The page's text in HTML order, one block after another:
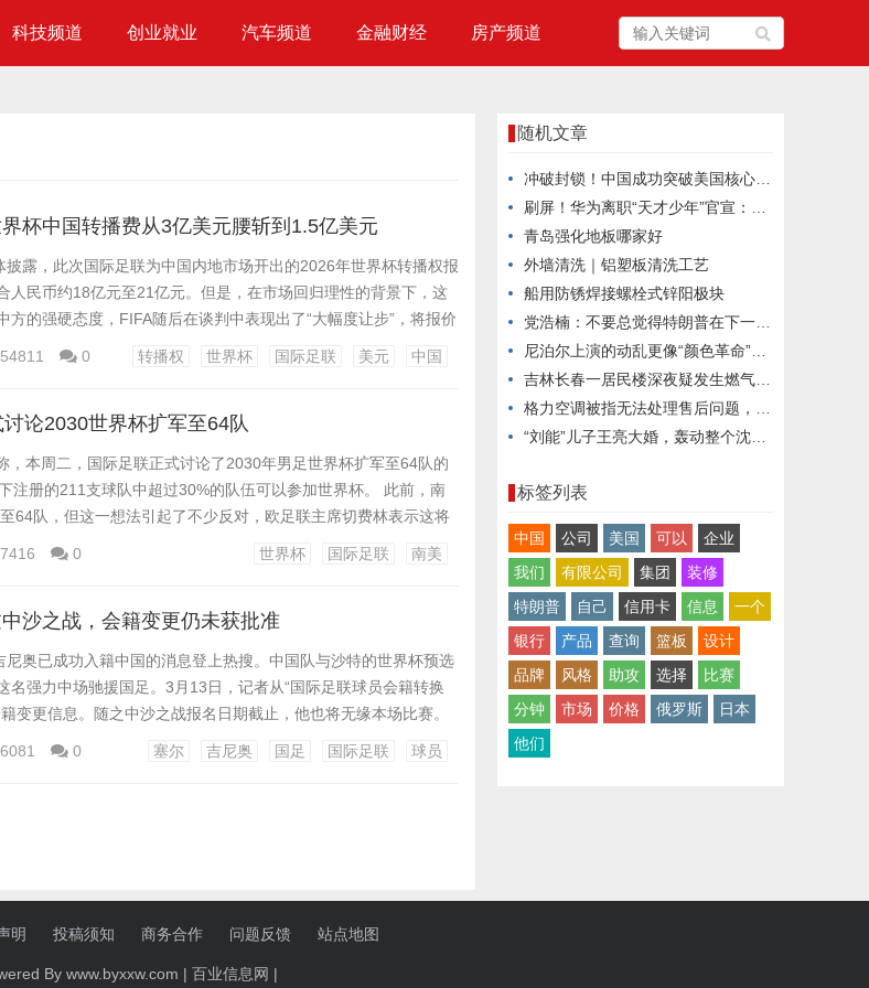
科技频道 创业就业 汽车频道 金融财经 房产频道
杯中国转播费从3亿美元腰斩到1.5亿美元
露，此次国际足联为中国内地市场开出的2026年世界杯转播权报
人民币约18亿元至21亿元。但是，在市场回归理性的背景下，这
的强硬态度，FIFA随后在谈判中表现出了“大幅度让步”，将报价
九派新闻消息，近日，FIFA官网显示，中国香港地区已获得2026
54811 0 转播权 世界杯 国际足联 美元 中国
论2030世界杯扩军至64队
，本周二，国际足联正式讨论了2030年男足世界杯扩军至64队的
注册的211支球队中超过30%的队伍可以参加世界杯。 此前，南
64队，但这一想法引起了不少反对，欧足联主席切费林表示这将
地区足联主席、国际足联副主席维克托-蒙塔利亚尼也表达了不
7416 0 世界杯 国际足联 南美
沙之战，会籍变更仍未获批准
奥已成功入籍中国的消息登上热搜。中国队与沙特的世界杯预选
名强力中场驰援国足。3月13日，记者从“国际足联球员会籍转换
变更信息。随之中沙之战报名日期截止，他也将无缘本场比赛。
岁，从小在培养了球王贝利的桑托斯俱乐部接受训练，他曾先
6081 0 塞尔 吉尼奥 国足 国际足联 球员
随机文章
冲破封锁！中国成功突破美国核心技术壁垒，迎来扬眉吐气时刻！
刷屏！华为离职“天才少年”官宣：下周有好东西发布
青岛强化地板哪家好
外墙清洗｜铝塑板清洗工艺
船用防锈焊接螺栓式锌阳极块
党浩楠：不要总觉得特朗普在下一盘大棋，“逆向基辛格三角”不会成型
尼泊尔上演的动乱更像“颜色革命”，由境外势力策划试图更迭政权
吉林长春一居民楼深夜疑发生燃气爆炸后起火，官方：5人受伤，其中2人伤势较重
格力空调被指无法处理售后问题，空调酸臭味历经4年变长期投诉！
“刘能”儿子王亮大婚，轰动整个沈阳城，网友：刘能庆典终于成功
标签列表
中国 公司 美国 可以
企业
我们
有限公司 集团
装修
特朗普
自己 信用卡 信息
一个
银行
产品 查询 篮板
设计
品牌
风格 助攻 选择
比赛
分钟
市场 价格 俄罗斯
日本
他们
明 投稿须知 商务合作 问题反馈 站点地图
By www.byxxw.com | 百业信息网 |